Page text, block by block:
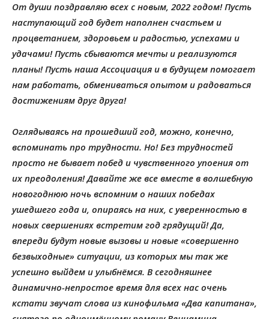
От души поздравляю всех с новым, 2022 годом! Пусть
наступающий год будет наполнен счастьем и
процветанием, здоровьем и радостью, успехами и
удачами! Пусть сбываются мечты и реализуются
планы! Пусть наша Ассоциация и в будущем помогает
нам работать, обмениваться опытом и радоваться
достижениям друг друга!
Оглядываясь на прошедший год, можно, конечно,
вспоминать про трудности. Но! Без трудностей
просто не бывает побед и чувственного упоения от
их преодоления! Давайте же все вместе в волшебную
новогоднюю ночь вспомним о наших победах
ушедшего года и, опираясь на них, с уверенностью в
новых свершениях встретим год грядущий! Да,
впереди будут новые вызовы и новые «совершенно
безвыходные» ситуации, из которых мы так же
успешно выйдем и улыбнёмся. В сегодняшнее
динамично-непростое время для всех нас очень
кстати звучат слова из кинофильма «Два капитана»,